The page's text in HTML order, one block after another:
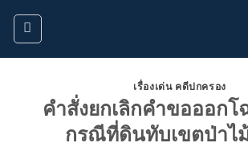
ข้าม
ยัง
เรื่องเด่น คดีปกครอง
คำสั่งยกเลิกคำขอออก
กรณีที่ดินทับเขตป่าไ